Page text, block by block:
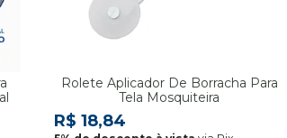
Rolete Aplicador De Borracha Para
Tela Mosquiteira
R$ 18,84